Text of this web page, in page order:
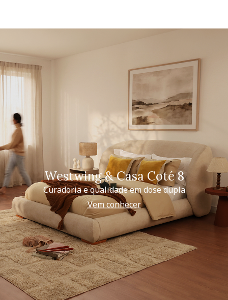
Westwing & Casa Coté 8
Curadoria e qualidade em dose dupla
Vem conhecer